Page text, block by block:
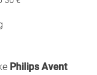
Philips Avent